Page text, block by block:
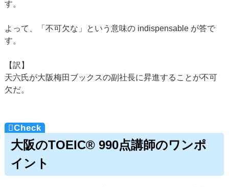
す。
よって、「不可欠な」という意味の indispensable が答で
す。
【訳】
天六氏が大阪梅田ブックスの副社長に昇進することが不可
欠だ。
大阪のTOEIC® 990点講師のワンポ
イント